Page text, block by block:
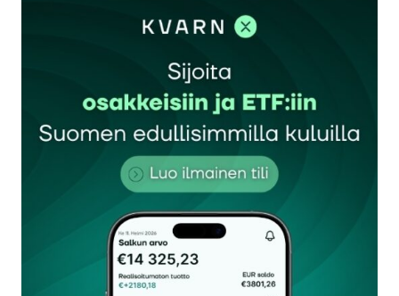
rekisteröityä
Sähköpostiosoitettasi ei julkaista.Pakolliset
kentät on merkitty*
Kommentti*